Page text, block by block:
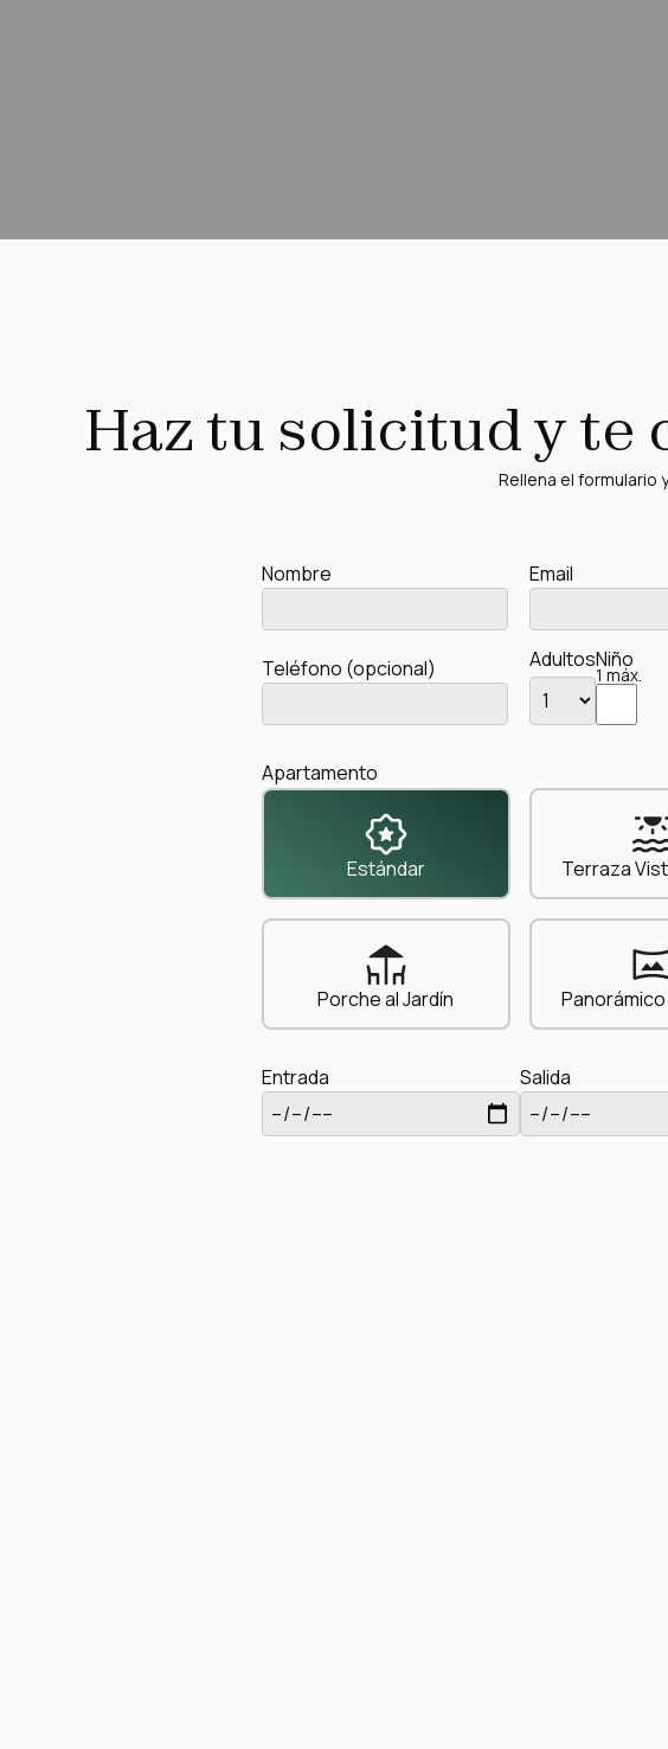
Haz tu solicitud y
Rellena el
Nombre Email
Teléfono (opcional) AdultosNiño
1 máx.
Apartamento
Estándar Terraza
Porche al Jardín
Entrada Salida